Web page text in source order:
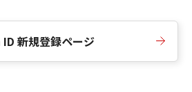
新規登録ページ